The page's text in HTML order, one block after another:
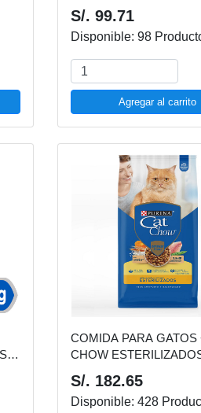
S/. 99.71
Disponible: 98
Agregar al carrito
COMIDA PARA GATOS
CHOW
S/. 182.65
Disponible: 428